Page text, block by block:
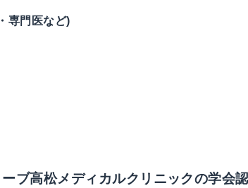
専門医など)
ブ高松メディカルクリニックの学会